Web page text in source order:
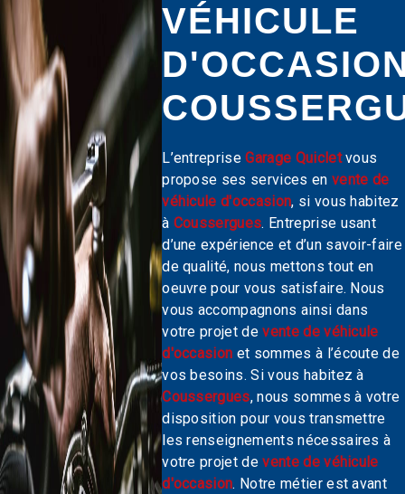
VÉHICULE
L’entrepriseGarage Quicletvous
propose ses services en vente de
véhicule d'occasion, si vous habitez
à Coussergues. Entreprise usant
d’une expérience et d’un savoir-faire
de qualité, nous mettons tout en
oeuvre pour vous satisfaire. Nous
vous accompagnons ainsi dans
votre projet devente de véhicule
d'occasion et sommes à l’écoute de
vos besoins. Si vous habitez à
Coussergues, nous sommes à votre
disposition pour vous transmettre
les renseignements nécessaires à
votre projet devente de véhicule
d'occasion. Notre métier est avant